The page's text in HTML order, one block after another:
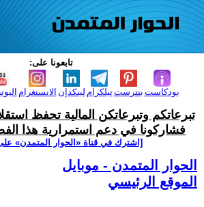
تابعونا على:
الانستغرام لينكدإن تيلكرامبنترست بودكاست
تبرعاتكم وتبرعاتكن المالية تحفظ
فشاركونا في دعم استمرارية هذا
[اشترك في قناة ‫«الحوار المتمدن»
الحوار المتمدن - موبايل
الموقع الرئيسي